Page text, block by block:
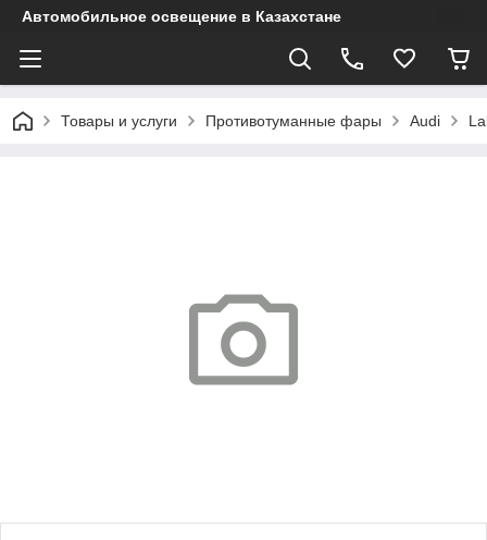
Автомобильное освещение в Казахстане
Товары и услуги Противотуманные фары Audi